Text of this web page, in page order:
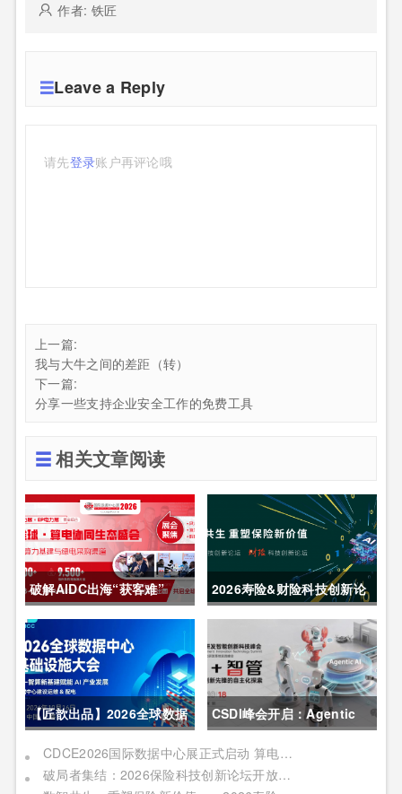
作者: 铁匠
Leave a Reply
请先登录账户再评论哦
上一篇:
我与大牛之间的差距（转）
下一篇:
分享一些支持企业安全工作的免费工具
相关文章阅读
破解AIDC出海“获客难”
CDCE2026数据中心展
以“算电协同”重构全球算力
供应链
2026寿险&财险科技创新论
坛圆满举办
【匠歆出品】2026全球数据
中心基础设施大会首发｜院
士领衔，100+头部企业已确
CSDI峰会开启：Agentic
AI 落地应用的黄金期，智能
系统重塑生产力
CDCE2026国际数据中心展正式启动 算电协同驱动产业升级 搭建全球合作平台
破局者集结：2026保险科技创新论坛开放“数智共生”最佳实践案例征集